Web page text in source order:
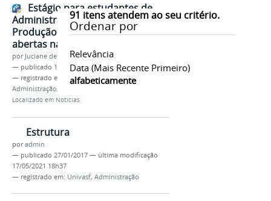
91 itens atendem ao seu critério.
Ordenar por
Relevância
Data (mais Recente Primeiro)
alfabeticamente
Estágio para estudantes de
Administração e Engenharia de
Produção está com inscrições
abertas na Univasf
por Juciane de Jesus Aleixo
— publicado 10/03/2026
— registrado em:
Seleção,Estágio,Propladi
Administração,
Localizado em Notícias
Estrutura
poradmin
— publicado 27/01/2017 — última modificação
17/05/2021 18h37
— registrado em: Univasf, Administração